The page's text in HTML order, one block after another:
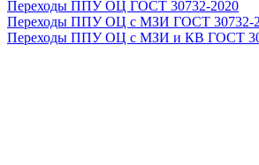
Переходы ППУ ОЦ ГОСТ 30732-2020
Переходы ППУ ОЦ с МЗИ ГОСТ 30732-
Переходы ППУ ОЦ с МЗИ и КВ ГОСТ